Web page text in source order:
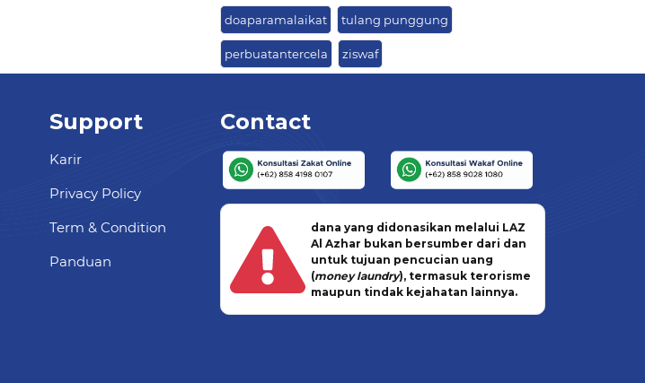
doaparamalaikat tulang punggung
perbuatantercela ziswaf
Support
Karir
Privacy Policy
Term & Condition
Panduan
Contact
dana yang didonasikan melalui LAZ
Al Azhar bukan bersumber dari dan
untuk tujuan pencucian uang
(money laundry), termasuk terorisme
maupun tindak kejahatan lainnya.